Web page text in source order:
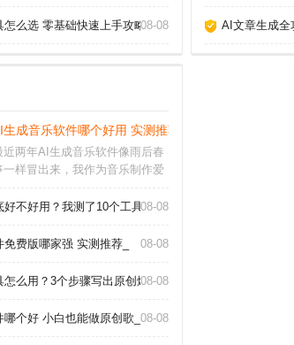
怎么选 零基础快速上手攻略_08-08 AI文章生成全
生成音乐软件哪个好用 实测推荐_
近两年AI生成音乐软件像雨后春
一样冒出来，我作为音乐制作爱
遍。说实话，从最初的简单旋律
完整作品，进步速度让人惊叹。
不好用？我测了10个工具告诉你真相_
08-08
费版哪家强 实测推荐_ 08-08
怎么用？3个步骤写出原创爆款_
08-08
个好 小白也能做原创歌_ 08-08